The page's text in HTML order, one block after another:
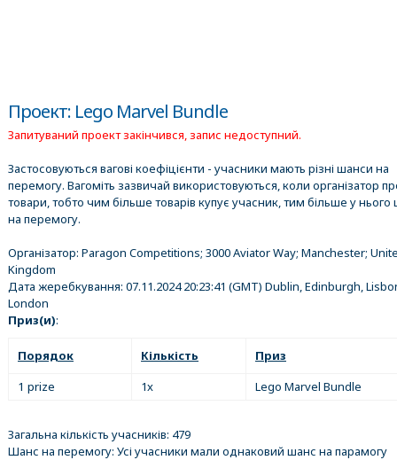
Проект: Lego Marvel Bundle
Запитуваний проект закінчився, запис недоступний.
Застосовуються вагові коефіцієнти - учасники мають різні шанси на
перемогу. Вагоміть зазвичай використовуються, коли організатор
товари, тобто чим більше товарів купує учасник, тим більше у нього
на перемогу.
Організатор: Paragon Competitions; 3000 Aviator Way; Manchester;
Kingdom
Дата жеребкування: 07.11.2024 20:23:41 (GMT) Dublin, Edinburgh,
London
Приз(и):
Порядок Кількість
Приз
1 prize
1x Lego Marvel Bundle
Загальна кількість учасників: 479
Шанс на перемогу: Усі учасники мали однаковий шанс на парамогу